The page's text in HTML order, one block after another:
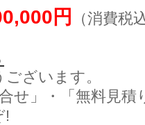
円 （消費税
ざいます。
せ」・「無料見積
!